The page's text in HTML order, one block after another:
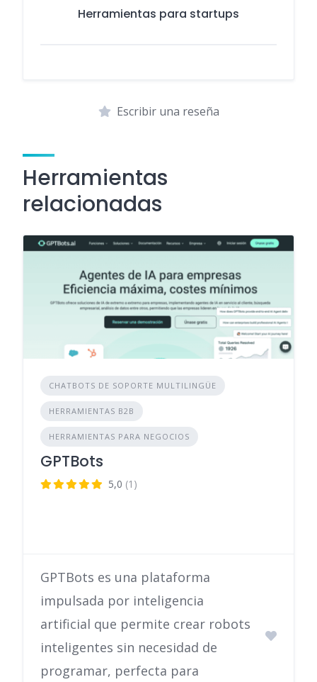
Herramientas para startups
Escribir una reseña
Herramientas
relacionadas
CHATBOTS DE SOPORTE MULTILINGÜE
HERRAMIENTAS B2B
HERRAMIENTAS PARA NEGOCIOS
GPTBots
5,0 (1)
GPTBots es una plataforma
impulsada por inteligencia
artificial que permite crear robots
inteligentes sin necesidad de
programar, perfecta para